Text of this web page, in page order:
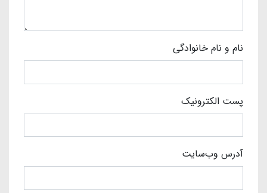
نام و نام خانوادگی
پست الکترونیک
آدرس وب‌سایت